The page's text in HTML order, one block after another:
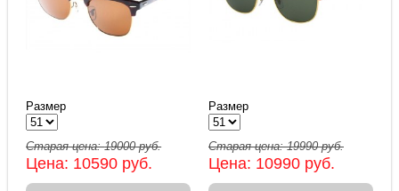
Размер
Старая цена:19000руб.
Цена: 10590 руб.
Размер
Старая цена:19990руб.
Цена: 10990 руб.